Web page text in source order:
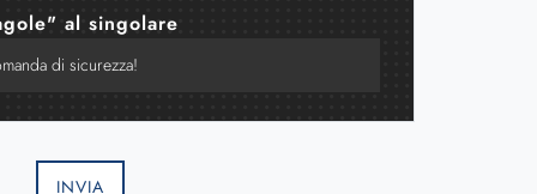
al singolare
INVIA